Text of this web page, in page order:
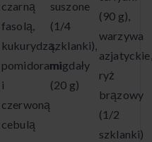
czarną
fasolą,
kukurydzą,
pomidorami
i
czerwoną
cebulą
suszone
(1/4
szklanki),
migdały
(20 g)
(90 g),
warzywa
azjatyckie,
ryż
brązowy
(1/2
szklanki)